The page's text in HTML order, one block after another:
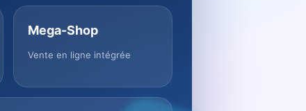
Mega-Shop
Vente en ligne intégrée